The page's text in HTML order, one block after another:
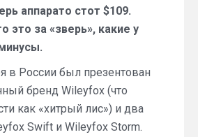
аппарато стот $109.
это за «зверь», какие у
в России был презентован
бренд Wileyfox (что
как «хитрый лис») и два
Swift и Wileyfox Storm.